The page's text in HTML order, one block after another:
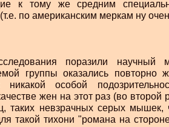
к тому же средним
по американским меркам ну
поразили научный
группы оказались
никакой особой
жен на этот раз (во второй
таких невзрачных серых
такой тихони "романа на